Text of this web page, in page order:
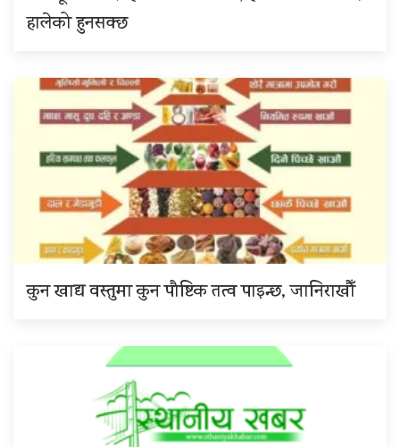
हालेको हुनसक्छ
कुन खाद्य वस्तुमा कुन पौष्टिक तत्व पाइन्छ, जानिराखौँ